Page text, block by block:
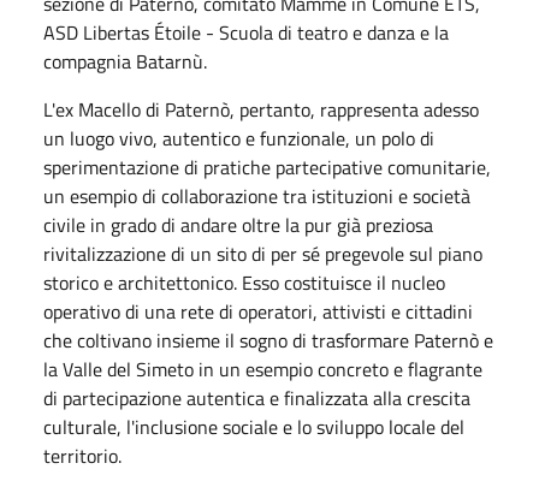
ASD Libertas Étoile - Scuola di teatro e danza e la
compagnia Batarnù.
L'ex Macello di Paternò, pertanto, rappresenta adesso
un luogo vivo, autentico e funzionale, un polo di
sperimentazione di pratiche partecipative comunitarie,
un esempio di collaborazione tra istituzioni e società
civile in grado di andare oltre la pur già preziosa
rivitalizzazione di un sito di per sé pregevole sul piano
storico e architettonico. Esso costituisce il nucleo
operativo di una rete di operatori, attivisti e cittadini
che coltivano insieme il sogno di trasformare Paternò e
la Valle del Simeto in un esempio concreto e flagrante
di partecipazione autentica e finalizzata alla crescita
culturale, l'inclusione sociale e lo sviluppo locale del
territorio.